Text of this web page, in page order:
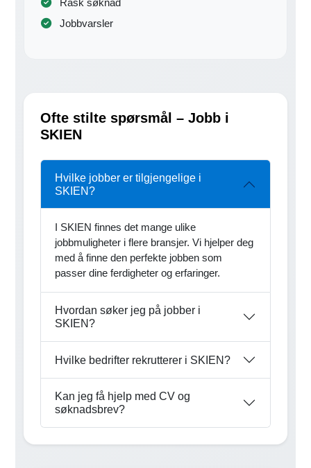
Rask søknad
Jobbvarsler
Ofte stilte spørsmål – Jobb i
SKIEN
Hvilke jobber er tilgjengelige i
SKIEN?
I SKIEN finnes det mange ulike
jobbmuligheter i flere bransjer. Vi hjelper deg
med å finne den perfekte jobben som
passer dine ferdigheter og erfaringer.
Hvordan søker jeg på jobber i
SKIEN?
Hvilke bedrifter rekrutterer i SKIEN?
Kan jeg få hjelp med CV og
søknadsbrev?